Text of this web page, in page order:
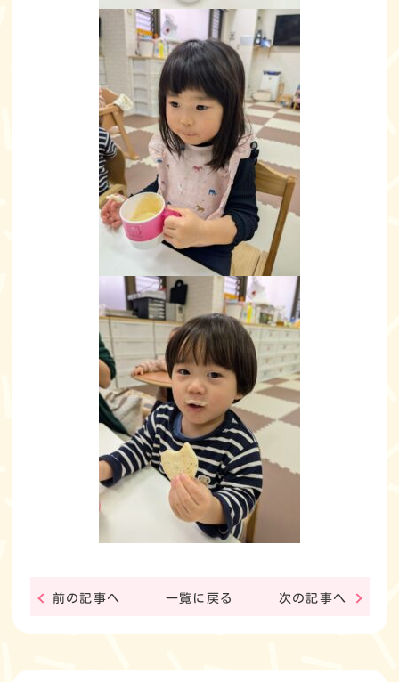
前の記事へ 一覧に戻る 次の記事へ